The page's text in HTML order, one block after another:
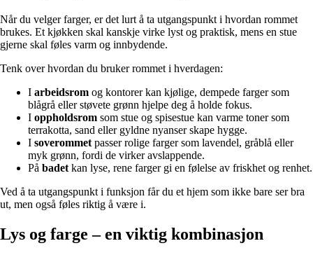
Når du velger farger, er det lurt å ta utgangspunkt i hvordan rommet
brukes. Et kjøkken skal kanskje virke lyst og praktisk, mens en stue
gjerne skal føles varm og innbydende.
Tenk over hvordan du bruker rommet i hverdagen:
I arbeidsrom og kontorer kan kjølige, dempede farger som
blågrå eller støvete grønn hjelpe deg å holde fokus.
I oppholdsrom som stue og spisestue kan varme toner som
terrakotta, sand eller gyldne nyanser skape hygge.
I soverommet passer rolige farger som lavendel, gråblå eller
myk grønn, fordi de virker avslappende.
På badet kan lyse, rene farger gi en følelse av friskhet og renhet.
Ved å ta utgangspunkt i funksjon får du et hjem som ikke bare ser bra
ut, men også føles riktig å være i.
Lys og farge – en viktig kombinasjon